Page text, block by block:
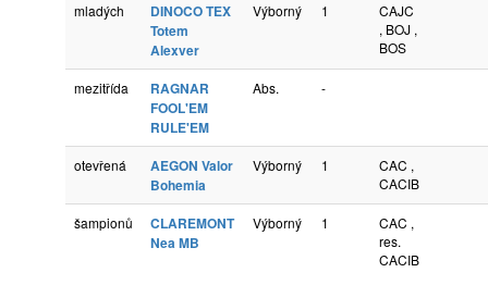
mladých
DINOCO TEX
Totem
Alexver
Výborný 1
CAJC
, BOJ ,
BOS
mezitřída
RAGNAR
FOOL'EM
RULE'EM
Abs. -
otevřená
AEGON Valor
Bohemia
Výborný 1
CAC ,
CACIB
šampionů
CLAREMONT
Nea MB
Výborný 1
CAC ,
res.
CACIB